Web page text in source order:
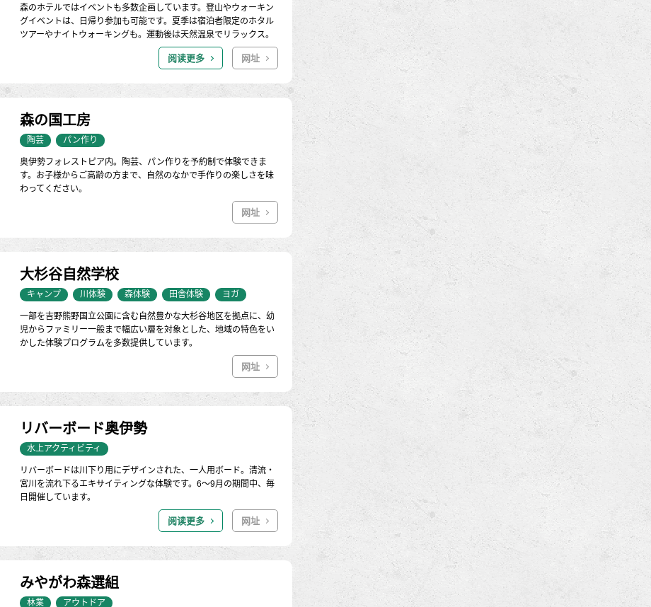
森のホテルではイベントも多数企画しています。登山やウォーキン
グイベントは、日帰り参加も可能です。夏季は宿泊者限定のホタル
ツアーやナイトウォーキングも。運動後は天然温泉でリラックス。
网址
阅读更多
森の国工房
陶芸 パン作り
奥伊勢フォレストピア内。陶芸、パン作りを予約制で体験できま
す。お子様からご高齢の方まで、自然のなかで手作りの楽しさを味
わってください。
网址
大杉谷自然学校
キャンプ 川体験 森体験 田舎体験 ヨガ
一部を吉野熊野国立公園に含む自然豊かな大杉谷地区を拠点に、幼
児からファミリー一般まで幅広い層を対象とした、地域の特色をい
かした体験プログラムを多数提供しています。
网址
リバーボード奥伊勢
水上アクティビティ
リバーボードは川下り用にデザインされた、一人用ボード。清流・
宮川を流れ下るエキサイティングな体験です。6～9月の期間中、毎
日開催しています。
网址
阅读更多
みやがわ森選組
林業 アウトドア